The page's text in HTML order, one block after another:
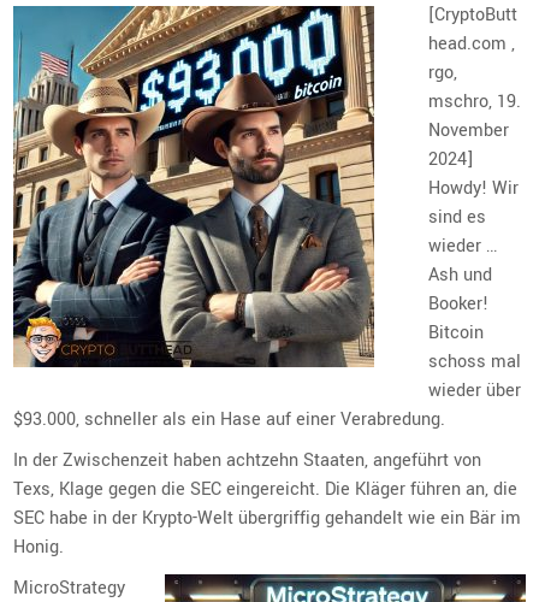
[CryptoButt
head.com ,
rgo,
mschro, 19.
November
2024]
Howdy! Wir
sind es
wieder …
Ash und
Booker!
Bitcoin
schoss mal
wieder über
$93.000, schneller als ein Hase auf einer Verabredung.
In der Zwischenzeit haben achtzehn Staaten, angeführt von
Texs, Klage gegen die SEC eingereicht. Die Kläger führen an, die
SEC habe in der Krypto-Welt übergriffig gehandelt wie ein Bär im
Honig.
MicroStrategy